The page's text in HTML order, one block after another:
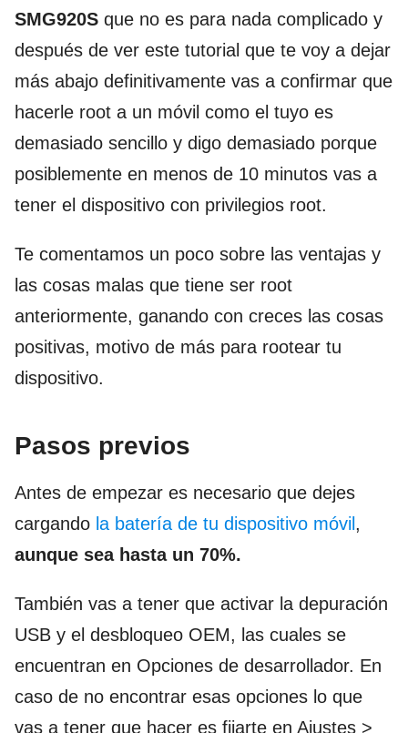
SMG920S que no es para nada complicado y
después de ver este tutorial que te voy a dejar
más abajo definitivamente vas a confirmar que
hacerle root a un móvil como el tuyo es
demasiado sencillo y digo demasiado porque
posiblemente en menos de 10 minutos vas a
tener el dispositivo con privilegios root.
Te comentamos un poco sobre las ventajas y
las cosas malas que tiene ser root
anteriormente, ganando con creces las cosas
positivas, motivo de más para rootear tu
dispositivo.
Pasos previos
Antes de empezar es necesario que dejes
cargando la batería de tu dispositivo móvil ,
aunque sea hasta un 70%.
También vas a tener que activar la depuración
USB y el desbloqueo OEM, las cuales se
encuentran en Opciones de desarrollador. En
caso de no encontrar esas opciones lo que
vas a tener que hacer es fijarte en Ajustes >